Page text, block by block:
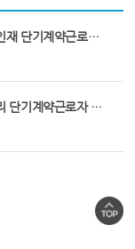
[금강/대청] 대청댐지사 사회형평적 인재 단기계약근로자(사무관리) 채용(장애인 제한)
[금강/보령] 보령권지사 국유재산 관리 단기계약근로자 채용 공고